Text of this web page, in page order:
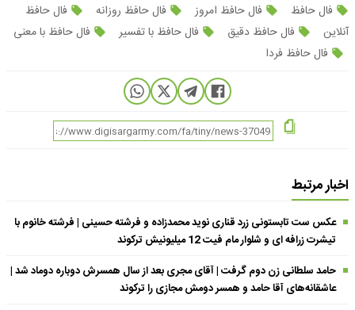
فال حافظ فال حافظ امروز فال حافظ روزانه
فال حافظ
آنلاین
فال حافظ دقیق فال حافظ با تفسیر
فال حافظ با معنی
فال حافظ فردا
اخبار مرتبط
عکس ست تابستونی زرد قناری نوید محمدزاده و فرشته حسینی | فرشته خانوم با
تیشرت زرافه ای و شلوار مام فیت 12 میلیونیش ترکوند
حامد سلطانی زن دوم گرفت | آقای مجری بعد از سال همسرش دوباره دوماد شد |
عاشقانه‌های آقا حامد و همسر دومش مجازی را ترکوند